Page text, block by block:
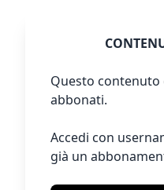
Questo contenuto
abbonati.
Accedi con
già un